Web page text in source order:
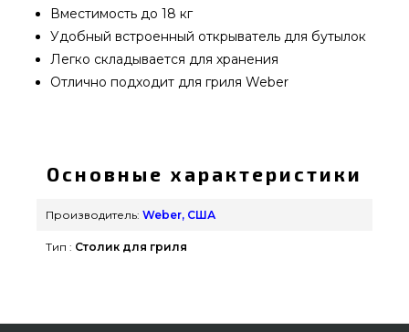
Вместимость до 18 кг
Удобный встроенный открыватель для бутылок
Легко складывается для хранения
Отлично подходит для гриля Weber
заказать от известного производителя Weber,
США по нормальной стоимости всего 7 499 грн.
в онлайн магазине грилей и барбекью Гриль
магазине GrillPoint. Наберите нашим экспертам
Кропивницкий, Львов
Основные характеристики
Производитель: Weber, США
Тип : Столик для гриля